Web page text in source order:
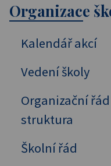
Organizace
Kalendář akcí
Vedení školy
Organizační řád
struktura
Školní řád